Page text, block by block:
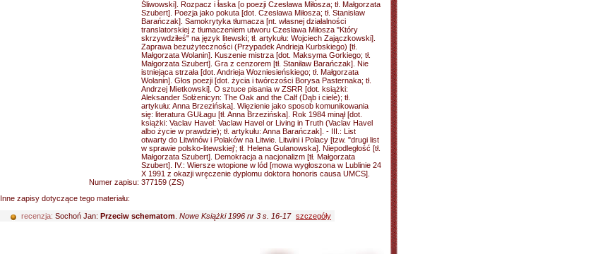
Śliwowski]. Rozpacz i łaska [o poezji Czesława Miłosza; tł. Małgorzata
Szubert]. Poezja jako pokuta [dot. Czesława Miłosza; tł. Stanisław
Barańczak]. Samokrytyka tłumacza [nt. własnej działalności
translatorskiej z tłumaczeniem utworu Czesława Miłosza "Który
skrzywdziłeś" na język litewski; tł. artykułu: Wojciech Zajączkowski].
Zaprawa bezużyteczności (Przypadek Andrieja Kurbskiego) [tł.
Małgorzata Wolanin]. Kuszenie mistrza [dot. Maksyma Gorkiego; tł.
Małgorzata Szubert]. Gra z cenzorem [tł. Staniław Barańczak]. Nie
istniejąca strzała [dot. Andrieja Wozniesieńskiego; tł. Małgorzata
Wolanin]. Głos poezji [dot. życia i twórczości Borysa Pasternaka; tł.
Andrzej Mietkowski]. O sztuce pisania w ZSRR [dot. książki:
Aleksander Sołżenicyn: The Oak and the Calf (Dąb i ciele); tł.
artykułu: Anna Brzezińska]. Więzienie jako sposob komunikowania
się: literatura GUŁagu [tł. Anna Brzezińska]. Rok 1984 minął [dot.
książki: Vaclav Havel: Vaclaw Havel or Living in Truth (Vaclav Havel
albo życie w prawdzie); tł. artykułu: Anna Barańczak]. - III.: List
otwarty do Litwinów i Polaków na Litwie. Litwini i Polacy [tzw. "drugi list
w sprawie polsko-litewskiej'; tł. Helena Gulanowska]. Niepodległość [tł.
Małgorzata Szubert]. Demokracja a nacjonalizm [tł. Małgorzata
Szubert]. IV.: Wiersze wtopione w lód [mowa wygłoszona w Lublinie 24
X 1991 z okazji wręczenie dyplomu doktora honoris causa UMCS].
Numer zapisu: 377159 (ZS)
Inne zapisy dotyczące tego materiału:
recenzja: Sochoń Jan: Przeciw schematom Nowe Książki 1996 nr 3 s. 16-17 szczegóły